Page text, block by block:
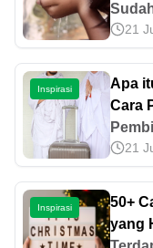
tanpa
21
Inspirasi
Apa
Cara
Mari
21
Inspirasi
50+
yang